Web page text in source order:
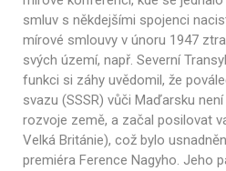
smluv s někdejšími spojenci
mírové smlouvy v únoru 1947
svých území, např. Severní
funkci si záhy uvědomil, že
svazu (SSSR) vůči Maďarsku
rozvoje země, a začal posilovat
Velká Británie), což bylo
premiéra Ference Nagyho. Jeho